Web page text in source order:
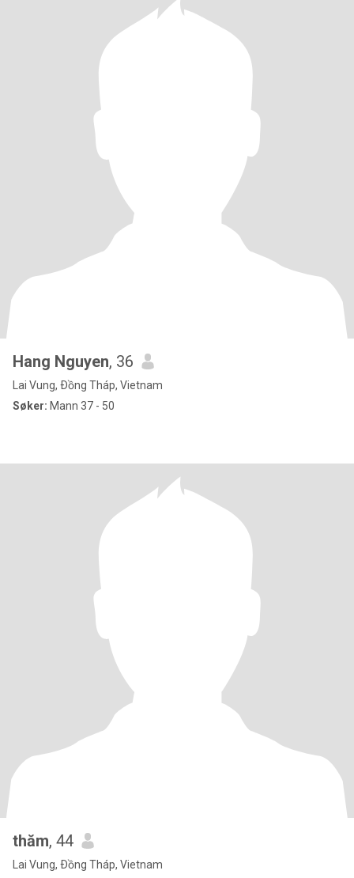
Hang Nguyen, 36
Lai Vung, Ðồng Tháp, Vietnam
Søker: Mann 37 - 50
thăm, 44
Lai Vung, Ðồng Tháp, Vietnam